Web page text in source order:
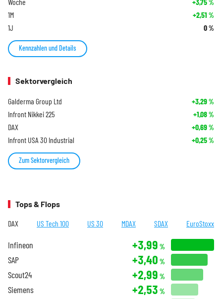
%
1M +2,51 %
1J 0%
Kennzahlen und Details
Sektorvergleich
Galderma Group Ltd +3,29%
Infront Nikkei 225 +1,08%
DAX +0,69%
Infront USA 30 Industrial +0,25%
Zum Sektorvergleich
Tops & Flops
DAX US Tech 100 US 30 MDAX SDAX EuroStoxx
Infineon +3,99 %
SAP +3,40 %
Scout24 +2,99 %
Siemens +2,53 %